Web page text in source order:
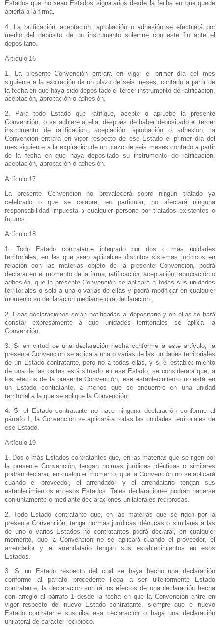
Estados que no sean Estados signatarios desde la fecha en que quede
abierta a la firma.
4. La ratificación, aceptación, aprobación o adhesión se efectuará por
medio del depósito de un instrumento solemne con este fin ante el
depositario.
Artículo 16
1. La presente Convención entrará en vigor el primer día del mes
siguiente a la expiración de un plazo de seis meses, contado a partir de
la fecha en que haya sido depositado el tercer instrumento de ratificación,
aceptación, aprobación o adhesión.
2. Para todo Estado que ratifique, acepte o apruebe la presente
Convención, o se adhiere a ella, después de haber depositado el tercer
instrumento de ratificación, aceptación, aprobación o adhesión,
la
Convención entrará en vigor respecto de ese Estado el primer día del
mes siguiente a la expiración de un plazo de seis meses contado a partir
de la fecha en que haya depositado su instrumento de ratificación,
aceptación, aprobación o adhesión.
Artículo 17
La presente Convención no prevalecerá sobre ningún tratado ya
celebrado o que se celebre; en particular, no afectará ninguna
responsabilidad impuesta a cualquier persona por tratados existentes o
futuros.
Artículo 18
1. Todo Estado contratante integrado por dos o más unidades
territoriales, en las que sean aplicables distintos sistemas jurídicos en
relación con las materias objeto de la presente Convención, podrá
declarar en el momento de la firma, ratificación, aceptación, aprobación o
adhesión, que la presente Convención se aplicará a todas sus unidades
territoriales o sólo a una o varias de ellas y podrá modificar en cualquier
momento su declaración mediante otra declaración.
2. Esas declaraciones serán notificadas al depositario y en ellas se hará
constar expresamente a qué unidades territoriales se aplica la
Convención.
3. Si en virtud de una declaración hecha conforme a este artículo, la
presente Convención se aplica a una o varias de las unidades territoriales
de un Estado contratante, pero no a todas ellas, y si el establecimiento
de una de las partes está situado en ese Estado, se considerará que, a
los efectos de la presente Convención, ese establecimiento no está en
un Estado contratante, a menos que se encuentre en una unidad
territorial a la que se aplique la Convención.
4. Si el Estado contratante no hace ninguna declaración conforme al
párrafo 1, la Convenciónse aplicará a todas las unidades territoriales de
ese Estado.
Artículo 19
1. Dos o más Estados contratantes que, en las materias que se rigen por
la presente Convención, tengan normas jurídicas idénticas o similares
podrán declarar, en cualquier momento, que la Convenciónno se aplicará
cuando el proveedor, el arrendador y el arrendatario tengan sus
establecimientos en esos Estados. Tales declaraciones podrán hacerse
conjuntamente o mediante declaraciones unilaterales recíprocas.
2. Todo Estado contratante que, en las materias que se rigen por la
presente Convención, tenga normas jurídicas idénticas o similares a las
de uno o varios Estados no contratantes podrá declarar, en cualquier
momento, que
la Convenciónno se aplicará cuando el proveedor, el
arrendador y el arrendatario tengan sus establecimientos en esos
Estados.
3. Si un Estado respecto del cual se haya hecho una declaración
conforme al párrafo precedente llega a ser ulteriormente Estado
contratante, la declaración surtirá los efectos de una declaración hecha
con arreglo al párrafo 1 desde la fecha en que la Convención entre en
vigor respecto del nuevo Estado contratante, siempre que el nuevo
Estado contratante suscriba esa declaración o haga una declaración
unilateral de carácter recíproco.